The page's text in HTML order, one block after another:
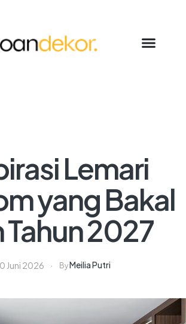
Lemari
yang Bakal
Tahun 2027
Juni 2026 ByMeilia Putri